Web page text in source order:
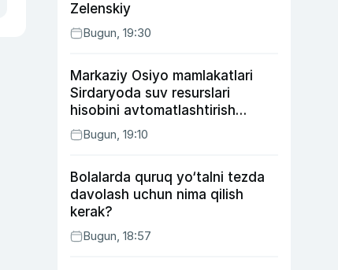
Zelenskiy
Bugun, 19:30
Markaziy Osiyo mamlakatlari
Sirdaryoda suv resurslari
hisobini avtomatlashtirish
rejasini ishlab chiqishni
ma’qulladi
Bugun, 19:10
Bolalarda quruq yo‘talni tezda
davolash uchun nima qilish
kerak?
Bugun, 18:57